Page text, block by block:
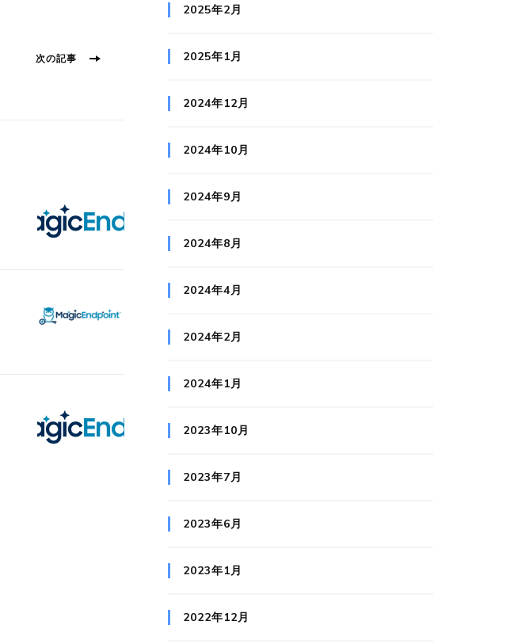
次の記事
次
2025年2月
2025年1月
2024年12月
2024年10月
2024年9月
2024年8月
2024年4月
2024年2月
2024年1月
2023年10月
2023年7月
2023年6月
2023年1月
2022年12月